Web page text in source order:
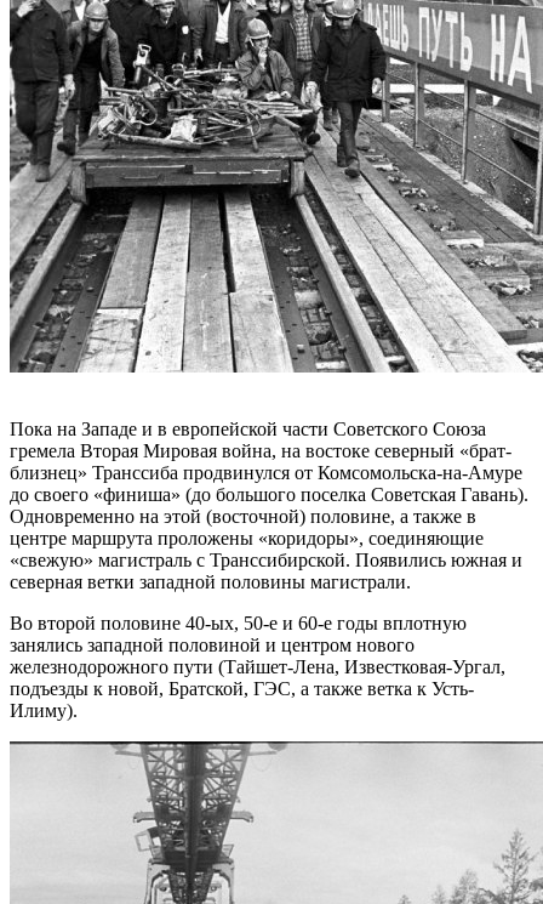
Пока на Западе и в европейской части Советского Союза
гремела Вторая Мировая война, на востоке северный «брат-
близнец» Транссиба продвинулся от Комсомольска-на-Амуре
до своего «финиша» (до большого поселка Советская Гавань).
Одновременно на этой (восточной) половине, а также в
центре маршрута проложены «коридоры», соединяющие
«свежую» магистраль с Транссибирской. Появились южная и
северная ветки западной половины магистрали.
Во второй половине 40-ых, 50-е и 60-е годы вплотную
занялись западной половиной и центром нового
железнодорожного пути (Тайшет-Лена, Известковая-Ургал,
подъезды к новой, Братской, ГЭС, а также ветка к Усть-
Илиму).